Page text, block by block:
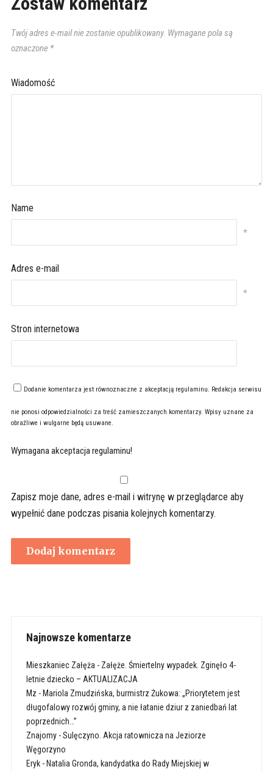
Twój adres e-mail nie zostanie opublikowany. Wymagane pola są
oznaczone *
Wiadomość
Name
*
Adres e-mail
*
Stron internetowa
Dodanie komentarza jest równoznaczne z akceptacją regulaminu. Redakcja serwisu
nie ponosi odpowiedzialności za treść zamieszczanych komentarzy. Wpisy uznane za
obraźliwe i wulgarne będą usuwane.
Wymagana akceptacja regulaminu!
Zapisz moje dane, adres e-mail i witrynę w przeglądarce aby
wypełnić dane podczas pisania kolejnych komentarzy.
Najnowsze komentarze
Mieszkaniec Załęża- Załęże. Śmiertelny wypadek. Zginęło 4-
letnie dziecko – AKTUALIZACJA
Mz - Mariola Zmudzińska, burmistrz Żukowa: „Priorytetem jest
długofalowy rozwój gminy, a nie łatanie dziur z zaniedbań lat
poprzednich…”
Znajomy-Sulęczyno. Akcja ratownicza na Jeziorze
Węgorzyno
Eryk- Natalia Gronda, kandydatka do Rady Miejskiej w